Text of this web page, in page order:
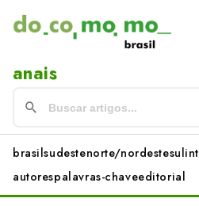
anais
brasilsudestenorte/nordestesulint
autorespalavras-chaveeditorial